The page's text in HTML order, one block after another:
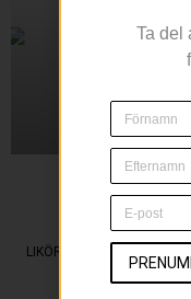
Sippa
LIKÖR
Ta del